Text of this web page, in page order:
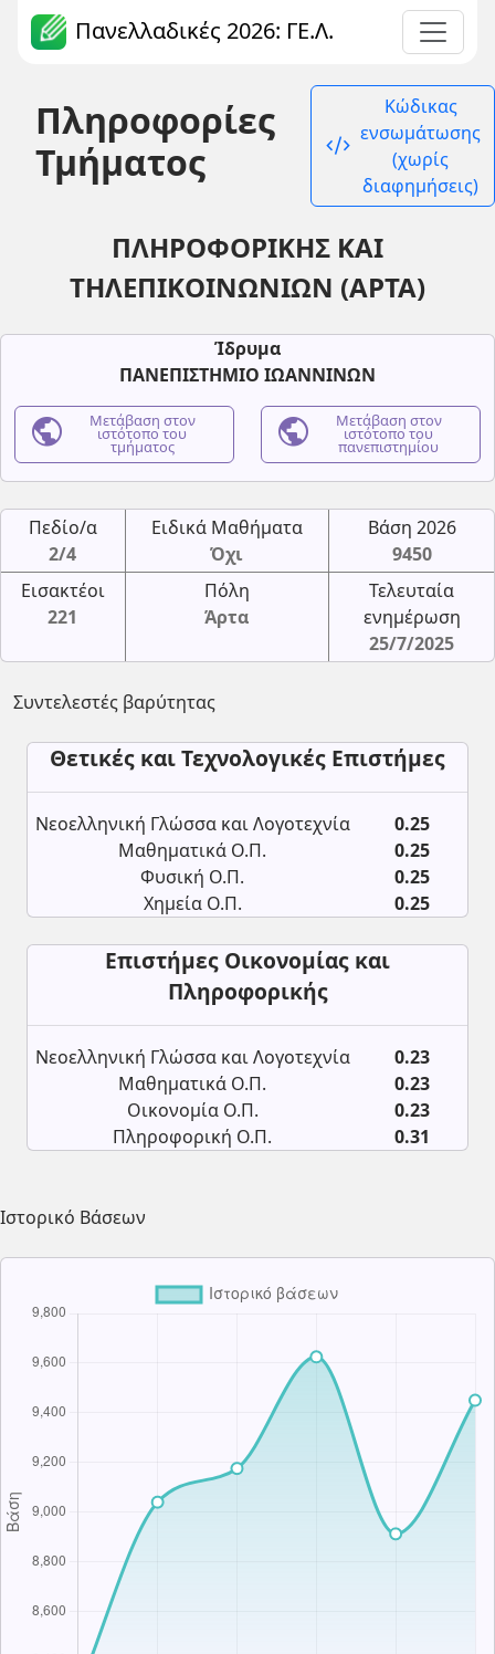
Πανελλαδικές 2026: ΓΕ.Λ.
Πληροφορίες
Τμήματος
code_xml
Κώδικας
ενσωμάτωσης
(χωρίς
διαφημήσεις)
ΠΛΗΡΟΦΟΡΙΚΗΣ ΚΑΙ
ΤΗΛΕΠΙΚΟΙΝΩΝΙΩΝ (ΑΡΤΑ)
Ίδρυμα
ΠΑΝΕΠΙΣΤΗΜΙΟ ΙΩΑΝΝΙΝΩΝ
public Μετάβαση στον
ιστότοπο του
τμήματος public Μετάβαση στον
ιστότοπο του
πανεπιστημίου
Πεδίο/α
2/4
Ειδικά Μαθήματα
Όχι
Βάση 2026
9450
Εισακτέοι
221
Πόλη
Άρτα
Τελευταία
ενημέρωση
25/7/2025
Συντελεστές βαρύτητας
Θετικές και Τεχνολογικές Επιστήμες
Νεοελληνική Γλώσσα και Λογοτεχνία
0.25
Μαθηματικά Ο.Π.
0.25
Φυσική Ο.Π.
0.25
Χημεία Ο.Π.
0.25
Επιστήμες Οικονομίας και
Πληροφορικής
Νεοελληνική Γλώσσα και Λογοτεχνία
0.23
Μαθηματικά Ο.Π.
0.23
Οικονομία Ο.Π.
0.23
Πληροφορική Ο.Π.
0.31
Ιστορικό Βάσεων